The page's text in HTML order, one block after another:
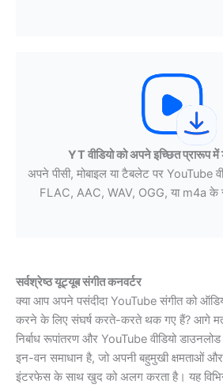
YT वीडियो को अपने इच्छित प्रारूप
अपने पीसी, मोबाइल या टैबलेट पर YouTube
FLAC, AAC, WAV, OGG, या m4a के
सर्वश्रेष्ठ यूट्यूब संगीत कनवर्टर
क्या आप अपने पसंदीदा YouTube संगीत को
करने के लिए संघर्ष करते-करते थक गए हैं? आगे
निर्बाध रूपांतरण और YouTube वीडियो
इन-वन समाधान है, जो अपनी बहुमुखी क्षमताओं
इंटरफेस के साथ खुद को अलग करता है। यह